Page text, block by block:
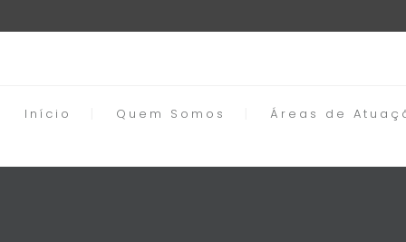
Início Quem Somos Áreas de